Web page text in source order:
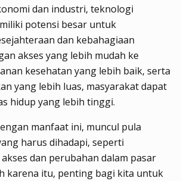
dan industri, teknologi
potensi besar untuk
dan kebahagiaan
akses yang lebih mudah ke
kesehatan yang lebih baik, serta
yang lebih luas, masyarakat dapat
hidup yang lebih tinggi.
manfaat ini, muncul pula
harus dihadapi, seperti
dan perubahan dalam pasar
karena itu, penting bagi kita untuk